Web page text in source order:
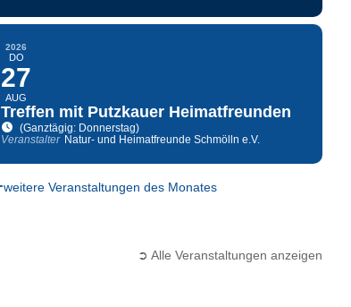
2026
DO
27
AUG
Treffen mit Putzkauer Heimatfreunden
(Ganztägig: Donnerstag)
Veranstalter Natur- und Heimatfreunde Schmölln e.V.
weitere Veranstaltungen des Monates
➲ Alle Veranstaltungen anzeigen